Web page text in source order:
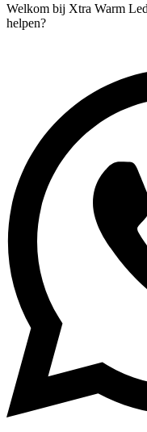
Welkom bij Xtra Warm
helpen?